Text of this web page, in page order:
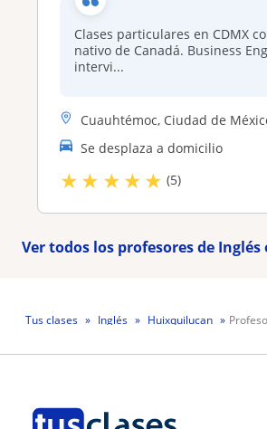
Clases particulares en CDMX
nativo de Canadá. Business
intervi...
Cuauhtémoc, Ciudad de México (CDMX), Álvaro
Se desplaza a domicilio
★★ ★★★ (5)
Ver todos los profesores de
Tus clases Inglés Huixquilucan